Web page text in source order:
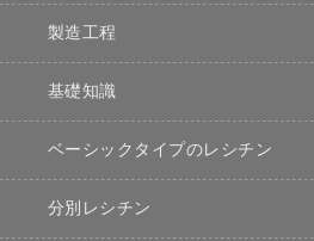
製造工程
基礎知識
ベーシックタイプのレシチン
分別レシチン